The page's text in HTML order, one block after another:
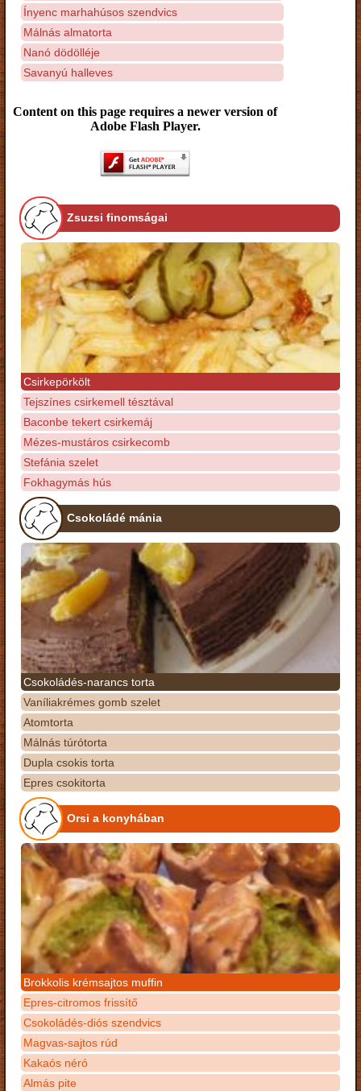
Ínyenc marhahúsos szendvics
Málnás almatorta
Nanó dödölléje
Savanyú halleves
Content on this page requires a newer version of
Adobe Flash Player.
Zsuzsi finomságai
Csirkepörkölt
Tejszínes csirkemell tésztával
Baconbe tekert csirkemáj
Mézes-mustáros csirkecomb
Stefánia szelet
Fokhagymás hús
Csokoládé mánia
Csokoládés-narancs torta
Vaníliakrémes gomb szelet
Atomtorta
Málnás túrótorta
Dupla csokis torta
Epres csokitorta
Orsi a konyhában
Brokkolis krémsajtos muffin
Epres-citromos frissítő
Csokoládés-diós szendvics
Magvas-sajtos rúd
Kakaós néró
Almás pite